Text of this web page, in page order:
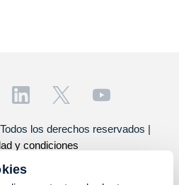
los derechos reservados |
y condiciones
reCAPTCHA y se aplican la